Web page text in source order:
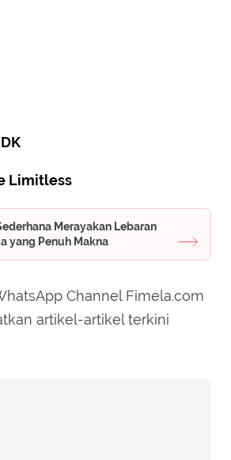
Limitless
Merayakan Lebaran
yang Penuh Makna
Channel Fimela.com
artikel-artikel terkini